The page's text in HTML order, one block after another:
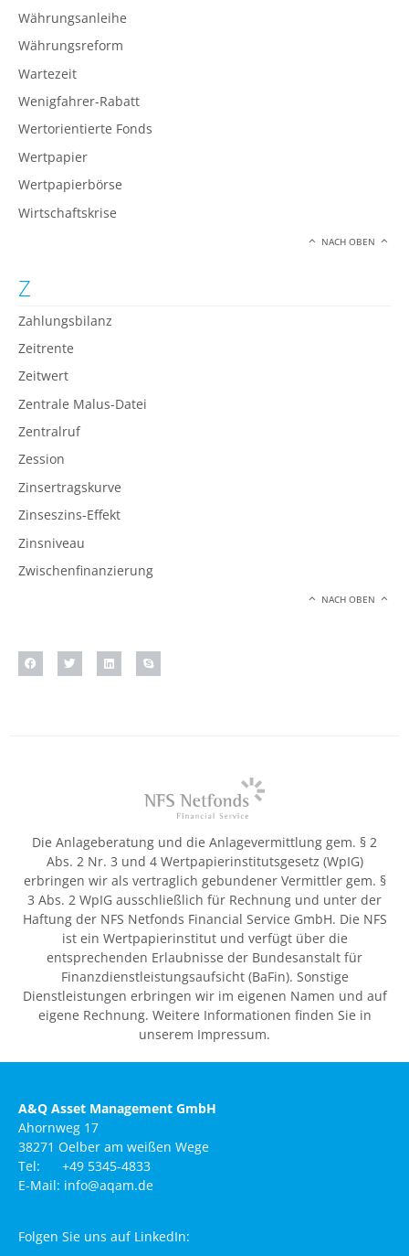
Währungsanleihe
Währungsreform
Wartezeit
Wenigfahrer-Rabatt
Wertorientierte Fonds
Wertpapier
Wertpapierbörse
Wirtschaftskrise
NACH OBEN
Z
Zahlungsbilanz
Zeitrente
Zeitwert
Zentrale Malus-Datei
Zentralruf
Zession
Zinsertragskurve
Zinseszins-Effekt
Zinsniveau
Zwischenfinanzierung
NACH OBEN
Die Anlageberatung und die Anlagevermittlung gem. § 2
Abs. 2 Nr. 3 und 4 Wertpapierinstitutsgesetz (WpIG)
erbringen wir als vertraglich gebundener Vermittler gem. §
3 Abs. 2 WpIG ausschließlich für Rechnung und unter der
Haftung der NFS Netfonds Financial Service GmbH. Die NFS
ist ein Wertpapierinstitut und verfügt über die
entsprechenden Erlaubnisse der Bundesanstalt für
Finanzdienstleistungsaufsicht (BaFin). Sonstige
Dienstleistungen erbringen wir im eigenen Namen und auf
eigene Rechnung. Weitere Informationen finden Sie in
unserem Impressum.
A&Q Asset Management GmbH
Ahornweg 17
38271 Oelber am weißen Wege
Tel: +49 5345-4833
E-Mail: info@aqam.de
Folgen Sie uns auf LinkedIn: